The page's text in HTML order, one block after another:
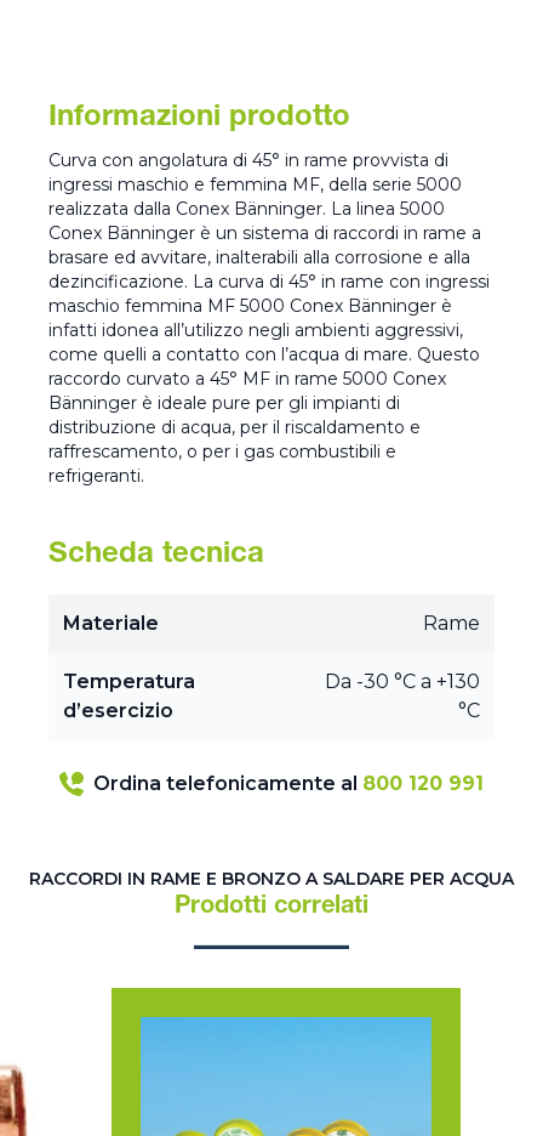
Informazioni prodotto
Curva con angolatura di 45° in rame provvista di
ingressi maschio e femmina MF, della serie 5000
realizzata dalla Conex Bänninger. La linea 5000
Conex Bänninger è un sistema di raccordi in rame a
brasare ed avvitare, inalterabili alla corrosione e alla
dezincificazione. La curva di 45° in rame con ingressi
maschio femmina MF 5000 Conex Bänninger è
infatti idonea all’utilizzo negli ambienti aggressivi,
come quelli a contatto con l’acqua di mare. Questo
raccordo curvato a 45° MF in rame 5000 Conex
Bänninger è ideale pure per gli impianti di
distribuzione di acqua, per il riscaldamento e
raffrescamento, o per i gas combustibili e
refrigeranti.
Scheda tecnica
Materiale Rame
Temperatura
d’esercizio
Da -30 °C a +130
°C
Ordina telefonicamente al 800 120 991
RACCORDI IN RAME E BRONZO A SALDARE PER ACQUA
Prodotti correlati